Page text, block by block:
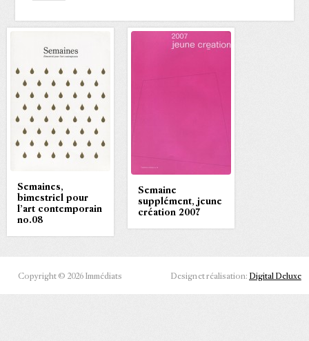
Semaines,
bimestriel pour
l’art contemporain
no.08
Semaine
supplément, jeune
création 2007
Copyright © 2026 Immédiats Design et réalisation: Digital Deluxe